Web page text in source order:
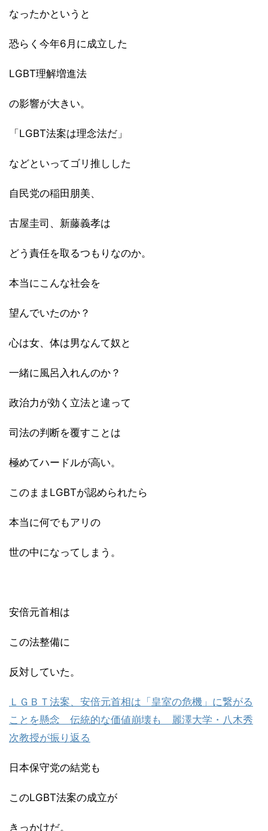
なったかというと
恐らく今年6月に成立した
LGBT理解増進法
の影響が大きい。
「LGBT法案は理念法だ」
などといってゴリ推しした
自民党の稲田朋美、
古屋圭司、新藤義孝は
どう責任を取るつもりなのか。
本当にこんな社会を
望んでいたのか？
心は女、体は男なんて奴と
一緒に風呂入れんのか？
政治力が効く立法と違って
司法の判断を覆すことは
極めてハードルが高い。
このままLGBTが認められたら
本当に何でもアリの
世の中になってしまう。
安倍元首相は
この法整備に
反対していた。
ＬＧＢＴ法案、安倍元首相は「皇室の危機」に繋がる
ことを懸念 伝統的な価値崩壊も 麗澤大学・八木秀
次教授が振り返る
日本保守党の結党も
このLGBT法案の成立が
きっかけだ。